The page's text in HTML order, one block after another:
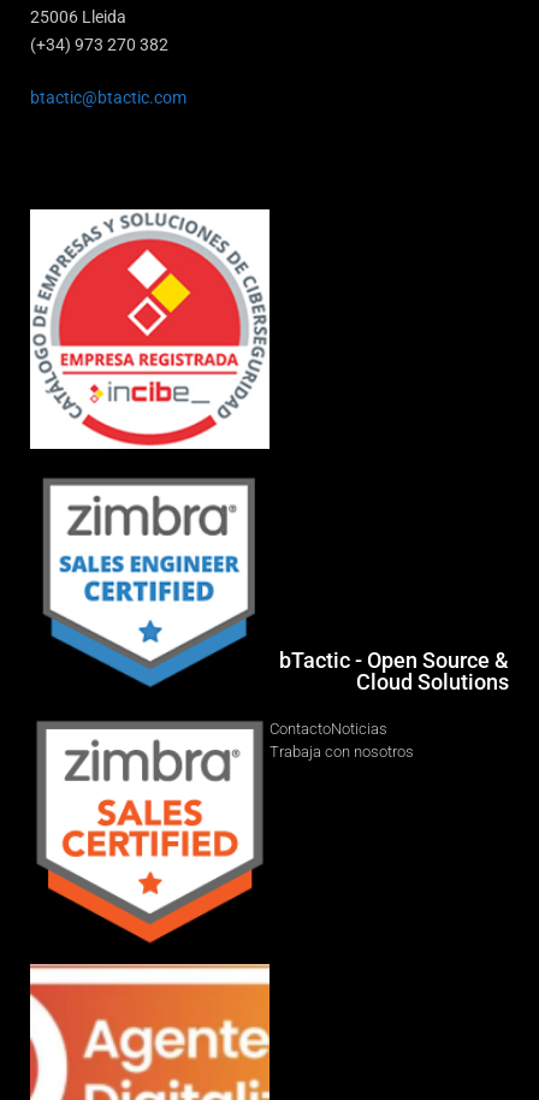
25006 Lleida
(+34) 973 270 382
btactic@btactic.com
bTactic - Open Source &
Cloud Solutions
ContactoNoticias
Trabaja con nosotros